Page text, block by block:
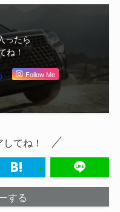
ったら
ね！
Follow Me
てね！
する